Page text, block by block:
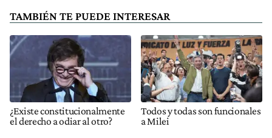
TAMBIÉN TE PUEDE INTERESAR
¿Existe constitucionalmente
el derecho a odiar al otro?
Todos y todas son funcionales
a Milei